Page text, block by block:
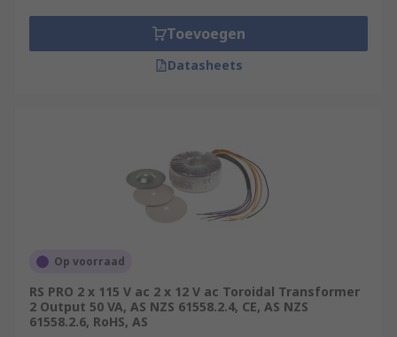
Toevoegen
Datasheets
Op voorraad
RS PRO 2 x 115 V ac 2 x 12 V ac Toroidal Transformer
2 Output 50 VA, AS NZS 61558.2.4, CE, AS NZS
61558.2.6, RoHS, AS